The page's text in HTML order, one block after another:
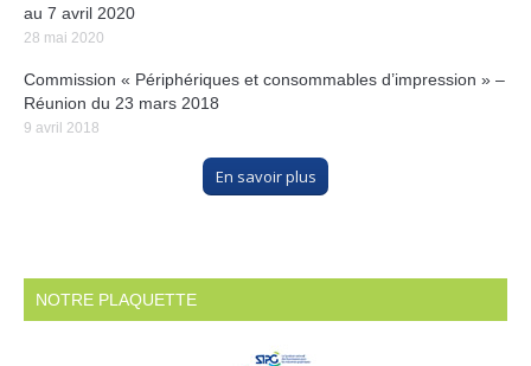
au 7 avril 2020
28 mai 2020
Commission « Périphériques et consommables d’impression » –
Réunion du 23 mars 2018
9 avril 2018
En savoir plus
NOTRE PLAQUETTE